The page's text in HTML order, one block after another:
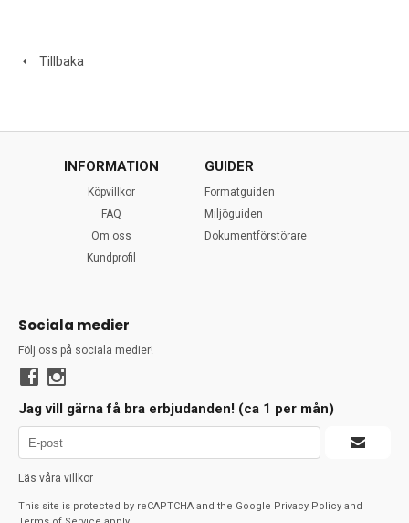
Tillbaka
INFORMATION
Köpvillkor
FAQ
Om oss
Kundprofil
GUIDER
Formatguiden
Miljöguiden
Dokumentförstörare
Sociala medier
Följ oss på sociala medier!
Jag vill gärna få bra erbjudanden! (ca 1 per mån)
Läs våra villkor
This site is protected by reCAPTCHA and the Google Privacy Policy and